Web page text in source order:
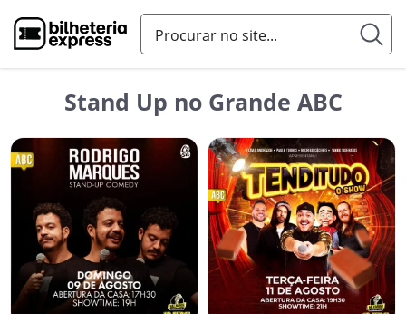
Stand Up no Grande ABC